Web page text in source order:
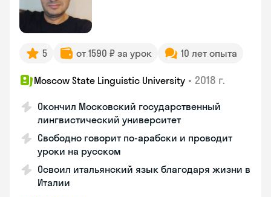
5 от 1590 ₽ за урок 10 лет опыта
Moscow State Linguistic University • 2018 г.
Окончил Московский государственный
лингвистический университет
Свободно говорит по-арабски и проводит
уроки на русском
Освоил итальянский язык благодаря жизни в
Италии